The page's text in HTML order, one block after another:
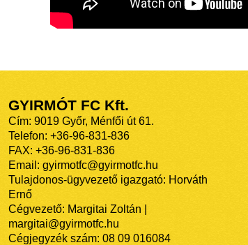
GYIRMÓT FC Kft.
Cím: 9019 Győr, Ménfői út 61.
Telefon: +36-96-831-836
FAX: +36-96-831-836
Email: gyirmotfc@gyirmotfc.hu
Tulajdonos-ügyvezető igazgató: Horváth
Ernő
Cégvezető: Margitai Zoltán |
margitai@gyirmotfc.hu
Cégjegyzék szám: 08 09 016084